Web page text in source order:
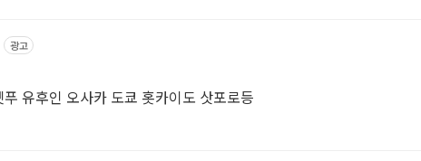
광고
유후인 오사카 도쿄 홋카이도 삿포로등